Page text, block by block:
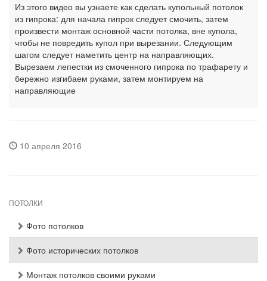
Из этого видео вы узнаете как сделать купольный потолок
из гипрока: для начала гипрок следует смочить, затем
произвести монтаж основной части потолка, вне купола,
чтобы не повредить купол при вырезании. Следующим
шагом следует наметить центр на направляющих.
Вырезаем лепестки из смоченного гипрока по трафарету и
бережно изгибаем руками, затем монтируем на
направляющие
10 апреля 2016
ПОТОЛКИ
Фото потолков
Фото исторических потолков
Монтаж потолков своими руками